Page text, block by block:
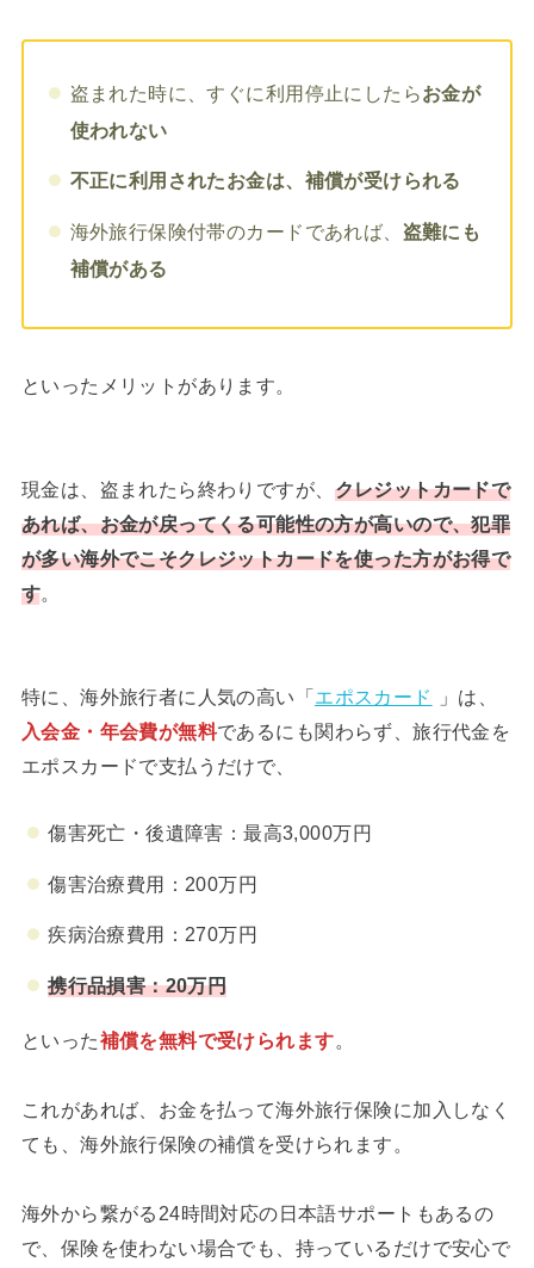
盗まれた時に、すぐに利用停止にしたらお金が
使われない
不正に利用されたお金は、補償が受けられる
海外旅行保険付帯のカードであれば、 盗難にも
補償がある
といったメリットがあります。
現金は、盗まれたら終わりですが、 クレジットカードで
あれば、お金が戻ってくる可能性の方が高いので、犯罪
が多い海外でこそクレジットカードを使った方がお得で
す。
特に、海外旅行者に人気の高い「エポスカード
」は、
入会金・年会費が無料であるにも関わらず、旅行代金を
エポスカードで支払うだけで、
傷害死亡・後遺障害：最高3,000万円
傷害治療費用：200万円
疾病治療費用：270万円
携行品損害：20万円
といった補償を無料で受けられます。
これがあれば、お金を払って海外旅行保険に加入しなく
ても、海外旅行保険の補償を受けられます。
海外から繋がる24時間対応の日本語サポートもあるの
で、保険を使わない場合でも、持っているだけで安心で